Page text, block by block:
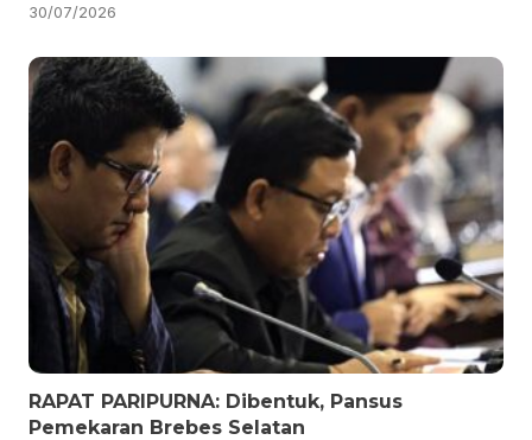
30/07/2026
RAPAT PARIPURNA: Dibentuk, Pansus
Pemekaran Brebes Selatan